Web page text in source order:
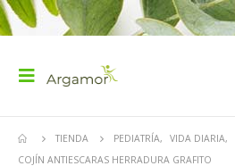
TIENDA PEDIATRÍA, VIDA DIARIA,
COJÍN ANTIESCARAS HERRADURA GRAFITO